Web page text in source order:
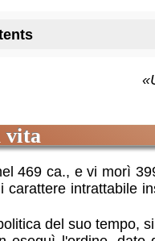
vita
469 ca., e vi morì
carattere intrattabile
del suo tempo,